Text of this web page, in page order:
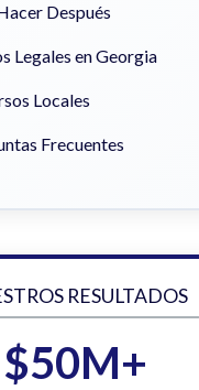
Después
Legales en Georgia
Locales
Frecuentes
RESULTADOS
$50M+